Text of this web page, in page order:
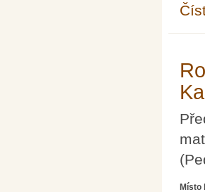
Místo